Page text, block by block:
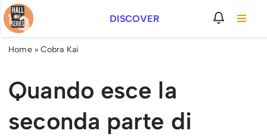
Vai
al
DISCOVER
Home» Cobra Kai
Quando esce la
seconda parte di